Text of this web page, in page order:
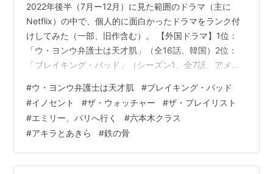
2022年後半（7月ー12月）に見た範囲のドラマ（主に
Netflix）の中で、個人的に面白かったドラマをランク付
けしてみた（一部、旧作含む）。 【外国ドラマ】1位：
「ウ・ヨンウ弁護士は天才肌」（全16話、韓国）2位：
「ブレイキング・バッド」（シーズン1、全7話、アメリ
「ザ・ウォッチャー」（全7話、アメリカ）5位：「ザ・
プレイリスト」（全6話、スエーデン）6位：「ザ・スト
レンジャー」（全8話、アメリカ）7位：「エミリー、パ
リへ行く」（シーズン1、全10話、アメリカ）次点：「再
婚ゲーム」（全8話、韓国） 【国内ドラマ】1位：「六本
木クラス」（全13…
#ウ・ヨンウ弁護士は天才肌 #ブレイキング・バッド
#イノセント #ザ・ウォッチャー #ザ・プレイリスト
#エミリー、パリへ行く #六本木クラス
#アキラとあきら #鉄の骨